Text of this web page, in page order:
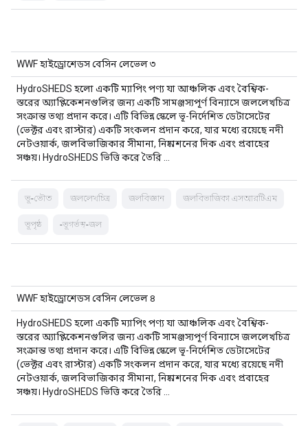
WWF হাইড্রোশেডস বেসিন লেভেল ৩
HydroSHEDS হলো একটি ম্যাপিং পণ্য যা আঞ্চলিক এবং বৈশ্বিক-
স্তরের অ্যাপ্লিকেশনগুলির জন্য একটি সামঞ্জস্যপূর্ণ বিন্যাসে জললেখচিত্র
সংক্রান্ত তথ্য প্রদান করে। এটি বিভিন্ন স্কেলে ভূ-নির্দেশিত ডেটাসেটের
(ভেক্টর এবং রাস্টার) একটি সংকলন প্রদান করে, যার মধ্যে রয়েছে নদী
নেটওয়ার্ক, জলবিভাজিকার সীমানা, নিষ্কাশনের দিক এবং প্রবাহের
সঞ্চয়। HydroSHEDS ভিত্তি করে তৈরি …
ভূ-ভৌত জললেখচিত্র জলবিজ্ঞান জলবিভাজিকা এসআরটিএম
ভূপৃষ্ঠ -ভূগর্ভস্থ-জল
WWF হাইড্রোশেডস বেসিন লেভেল ৪
HydroSHEDS হলো একটি ম্যাপিং পণ্য যা আঞ্চলিক এবং বৈশ্বিক-
স্তরের অ্যাপ্লিকেশনগুলির জন্য একটি সামঞ্জস্যপূর্ণ বিন্যাসে জললেখচিত্র
সংক্রান্ত তথ্য প্রদান করে। এটি বিভিন্ন স্কেলে ভূ-নির্দেশিত ডেটাসেটের
(ভেক্টর এবং রাস্টার) একটি সংকলন প্রদান করে, যার মধ্যে রয়েছে নদী
নেটওয়ার্ক, জলবিভাজিকার সীমানা, নিষ্কাশনের দিক এবং প্রবাহের
সঞ্চয়। HydroSHEDS ভিত্তি করে তৈরি …